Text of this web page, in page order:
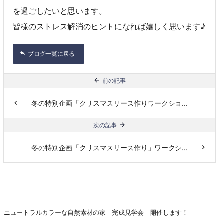
を過ごしたいと思います。
皆様のストレス解消のヒントになれば嬉しく思います♪
ブログ一覧に戻る
前の記事
冬の特別企画「クリスマスリース作りワークショ...
次の記事
冬の特別企画「クリスマスリース作り」ワークシ...
ニュートラルカラーな自然素材の家 完成見学会 開催します！